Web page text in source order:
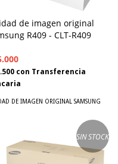
de imagen original
R409 - CLT-R409
con Transferencia
DE IMAGEN ORIGINAL SAMSUNG
SIN STOCK